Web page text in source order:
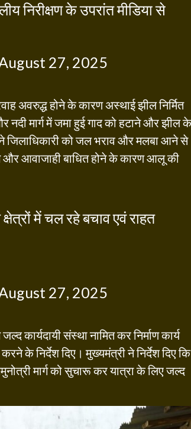
निरीक्षण के उपरांत मीडिया से
27, 2025
अवरुद्ध होने के कारण अस्थाई झील निर्मित
नदी मार्ग में जमा हुई गाद को हटाने और झील के
जिलाधिकारी को जल भराव और मलबा आने से
आवाजाही बाधित होने के कारण आलू की
में चल रहे बचाव एवं राहत
27, 2025
कार्यदायी संस्था नामित कर निर्माण कार्य
के निर्देश दिए। मुख्यमंत्री ने निर्देश दिए कि
मार्ग को सुचारू कर यात्रा के लिए जल्द